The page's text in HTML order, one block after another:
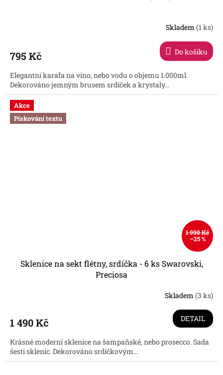
Skladem (1 ks)
795 Kč Do košíku
Elegantní karafa na víno, nebo vodu o objemu 1.000ml.
Dekorováno jemným brusem srdíček a krystaly...
Akce
Pískování textu
1 990 Kč
–25 %
Sklenice na sekt flétny, srdíčka - 6 ks Swarovski,
Preciosa
je
z
5
hvězdiček.
Skladem(3 ks)
1 490 Kč DETAIL
Krásné moderní sklenice na šampaňské, nebo prosecco. Sada
šesti sklenic. Dekorováno srdíčkovým...